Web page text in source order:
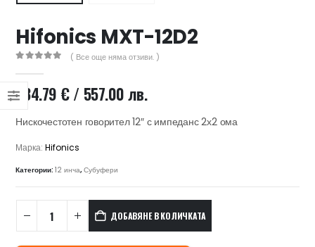
Hifonics MXT-12D2
( Все още няма отзиви. )
284.79 €/ 557.00 лв.
Нискочестотен говорител 12″ с импеданс 2х2 ома
Марка:Hifonics
Категории:12 инча,Субуфери
ДОБАВЯНЕ В КОЛИЧКАТА